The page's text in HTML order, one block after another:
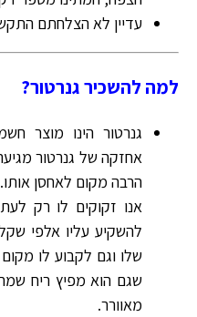
עדיין לא הצלחתם התקשרו
למה להשכיר גנרטור?
גנרטור הינו מוצר
אחזקה של גנרטור
הרבה מקום לאחסן אותו.
אנו זקוקים לו רק
להשקיע עליו אלפי
שלו וגם לקבוע לו
שגם הוא מפיץ ריח
מאוורר.